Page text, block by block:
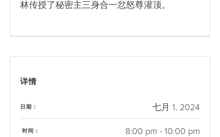
林传授了秘密主三身合一忿怒尊灌顶。
详情
日期： 七月 1, 2024
时间： 8:00 pm - 10:00 pm